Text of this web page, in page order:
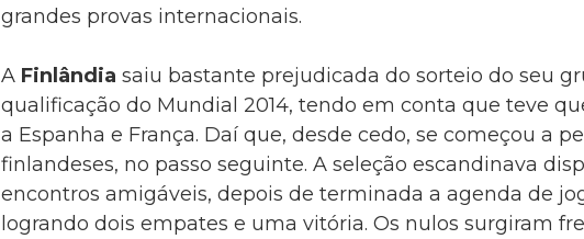
grandes provas internacionais.
A Finlândia saiu bastante prejudicada do sorteio do seu
qualificação do Mundial 2014, tendo em conta que teve
a Espanha e França. Daí que, desde cedo, se começou a
finlandeses, no passo seguinte. A seleção escandinava
encontros amigáveis, depois de terminada a agenda de
logrando dois empates e uma vitória. Os nulos surgiram